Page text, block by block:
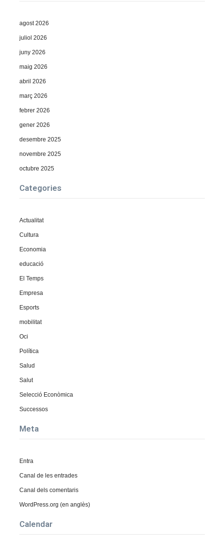
agost 2026
juliol 2026
juny 2026
maig 2026
abril 2026
març 2026
febrer 2026
gener 2026
desembre 2025
novembre 2025
octubre 2025
Categories
Actualitat
Cultura
Economia
educació
El Temps
Empresa
Esports
mobilitat
Oci
Política
Salud
Salut
Selecció Econòmica
Successos
Meta
Entra
Canal de les entrades
Canal dels comentaris
WordPress.org (en anglès)
Calendar